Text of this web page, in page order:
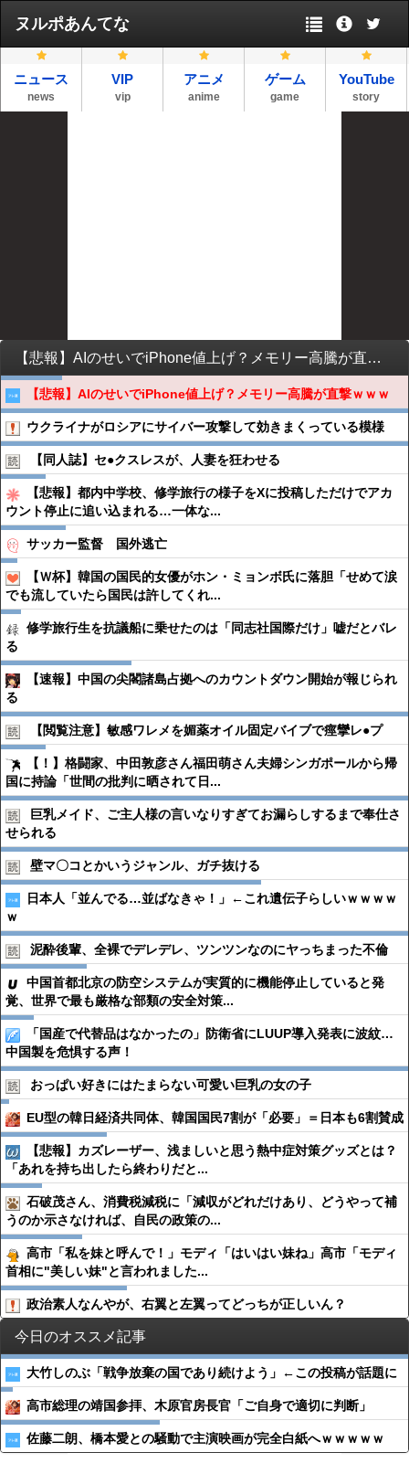
ヌルポあんてな
ニュース
news
VIP
vip
アニメ
anime
ゲーム
game
YouTube
story
【悲報】AIのせいでiPhone値上げ？メモリー高騰が直撃ｗｗｗ
【悲報】AIのせいでiPhone値上げ？メモリー高騰が直撃ｗｗｗ
ウクライナがロシアにサイバー攻撃して効きまくっている模様
【同人誌】セ●︎クスレスが、人妻を狂わせる
【悲報】都内中学校、修学旅行の様子をXに投稿しただけでアカ
ウント停止に追い込まれる…一体な...
サッカー監督 国外逃亡
【Ｗ杯】韓国の国民的女優がホン・ミョンボ氏に落胆「せめて涙
でも流していたら国民は許してくれ...
修学旅行生を抗議船に乗せたのは「同志社国際だけ」嘘だとバレ
る
【速報】中国の尖閣諸島占拠へのカウントダウン開始が報じられ
る
【閲覧注意】敏感ワレメを媚薬オイル固定バイブで痙攣レ●︎プ
【！】格闘家、中田敦彦さん福田萌さん夫婦シンガポールから帰
国に持論「世間の批判に晒されて日...
巨乳メイド、ご主人様の言いなりすぎてお漏らしするまで奉仕さ
せられる
壁マ〇コとかいうジャンル、ガチ抜ける
日本人「並んでる…並ばなきゃ！」←これ遺伝子らしいｗｗｗｗ
ｗ
泥酔後輩、全裸でデレデレ、ツンツンなのにヤっちまった不倫
中国首都北京の防空システムが実質的に機能停止していると発
覚、世界で最も厳格な部類の安全対策...
「国産で代替品はなかったの」防衛省にLUUP導入発表に波紋…
中国製を危惧する声！
おっぱい好きにはたまらない可愛い巨乳の女の子
EU型の韓日経済共同体、韓国国民7割が「必要」＝日本も6割賛成
【悲報】カズレーザー、浅ましいと思う熱中症対策グッズとは？
「あれを持ち出したら終わりだと...
石破茂さん、消費税減税に「減収がどれだけあり、どうやって補
うのか示さなければ、自民の政策の...
高市「私を妹と呼んで！」モディ「はいはい妹ね」高市「モディ
首相に"美しい妹"と言われました...
政治素人なんやが、右翼と左翼ってどっちが正しいん？
今日のオススメ記事
大竹しのぶ「戦争放棄の国であり続けよう」←この投稿が話題に
高市総理の靖国参拝、木原官房長官「ご自身で適切に判断」
佐藤二朗、橋本愛との騒動で主演映画が完全白紙へｗｗｗｗｗ